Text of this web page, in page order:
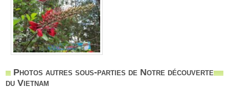
Photos autres sous-parties de Notre découverte
du Vietnam